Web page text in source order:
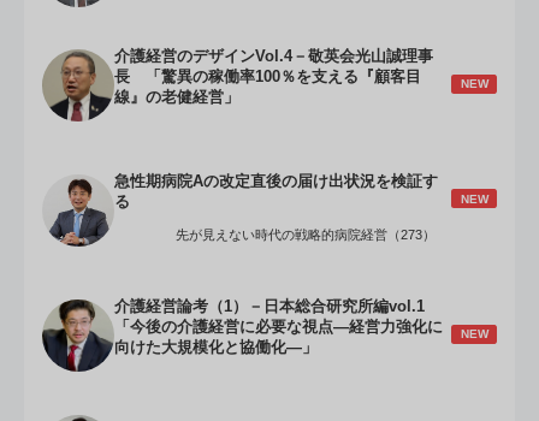
介護経営のデザインVol.4－敬英会光山誠理事
長 「驚異の稼働率100％を支える『顧客目
線』の老健経営」
NEW
急性期病院Aの改定直後の届け出状況を検証す
る
NEW
先が見えない時代の戦略的病院経営（273）
介護経営論考（1）－日本総合研究所編vol.1
「今後の介護経営に必要な視点―経営力強化に
向けた大規模化と協働化―」
NEW